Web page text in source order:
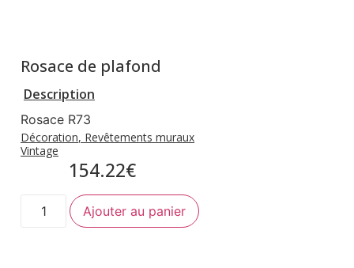
Rosace de plafond
Description
Rosace R73
Décoration, Revêtements muraux
Vintage
154.22€
Ajouter au panier